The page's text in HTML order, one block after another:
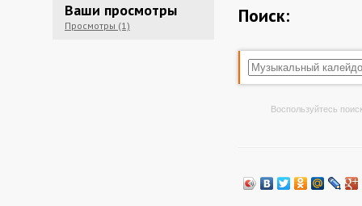
Ваши просмотры
Просмотры (1) Поиск:
Воспользуйтесь